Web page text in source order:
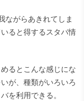
ながらあきれてしま
ると得するスタバ情
るとこんな感じにな
が、種類がいろいろ
を利用できる。